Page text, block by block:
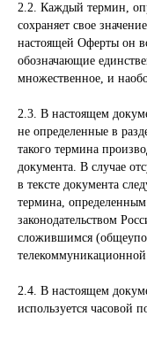
2.2. Каждый термин,
сохраняет свое
настоящей Оферты он
обозначающие
множественное, и
2.3. В настоящем
не определенные в
такого термина
документа. В случае
в тексте документа
термина,
законодательством
сложившимся
2.4. В настоящем
используется часовой